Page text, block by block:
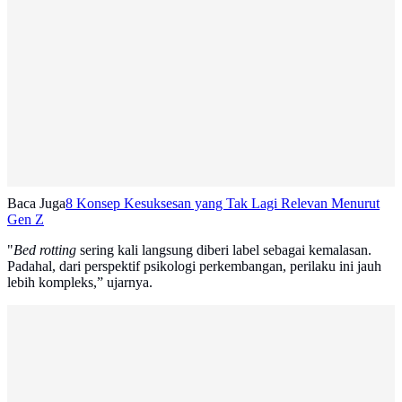
Baca Juga8 Konsep Kesuksesan yang Tak Lagi Relevan Menurut
Gen Z
"Bed rotting sering kali langsung diberi label sebagai kemalasan.
Padahal, dari perspektif psikologi perkembangan, perilaku ini jauh
lebih kompleks,” ujarnya.